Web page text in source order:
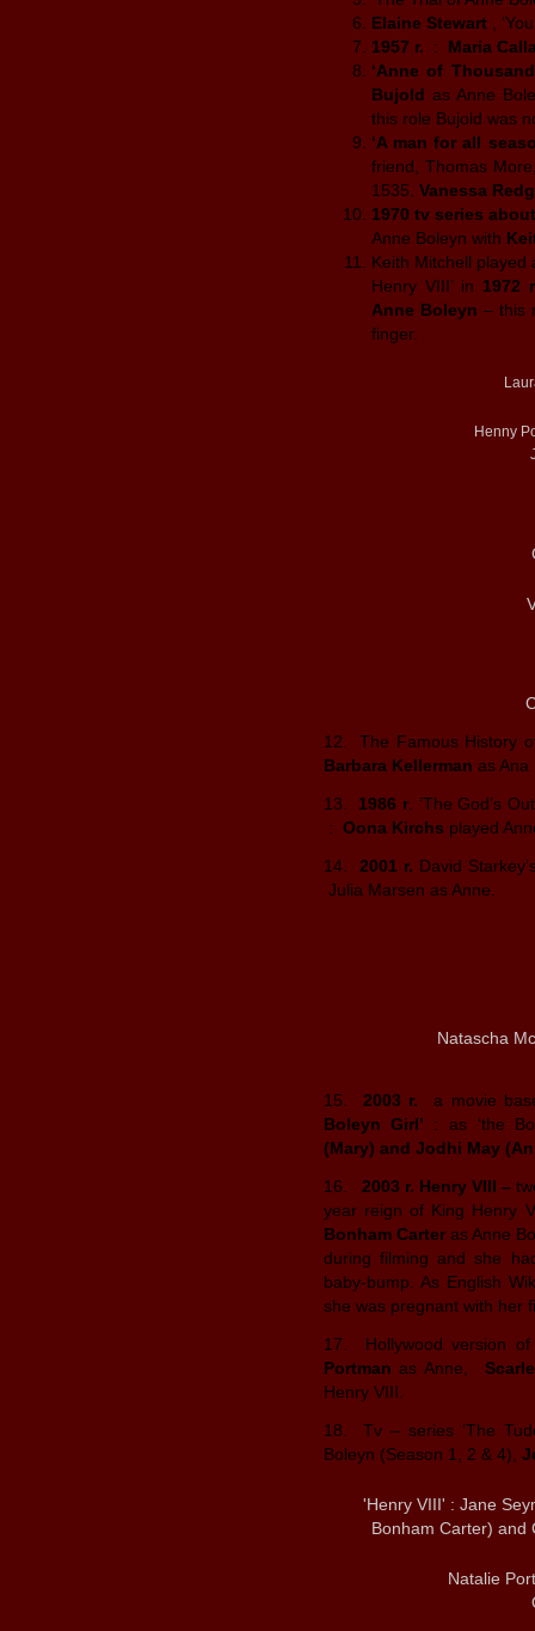
Elaine Stewart,
1957 r. : Maria
‘Anne of
Bujold as Anne
this role Bujold was
‘A man for all
friend, Thomas
1535. Vanessa
1970 tv series
Anne Boleyn with
Keith Mitchell played
Henry VIII’ in 1972
Anne Boleyn – this
finger.
Henny
12. The Famous History
Barbara Kellerman as Ana
13. 1986 r. ‘The God’s
: Oona Kirchs played
14. 2001 r. David
Julia Marsen as Anne.
Natascha
15. 2003 r. a movie
Boleyn Girl’ : as ‘the
(Mary) and Jodhi May
16. 2003 r. Henry VIII –
year reign of King Henry
Bonham Carteras Anne
during filming and she
baby-bump. As English
she was pregnant with her
17. Hollywood version
Portmanas Anne,
Henry VIII.
18. Tv – series ‘The
Boleyn (Season 1, 2 & 4),
'Henry VIII' : Jane
Bonham Carter) and
Natalie